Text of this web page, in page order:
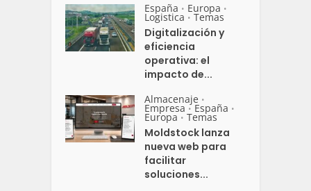
España • Europa •
Logistica • Temas
Digitalización y
eficiencia
operativa: el
impacto de...
Almacenaje •
Empresa • España •
Europa • Temas
Moldstock lanza
nueva web para
facilitar
soluciones...